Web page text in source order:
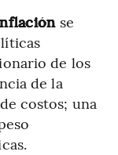
se
de los
de la
costos; una